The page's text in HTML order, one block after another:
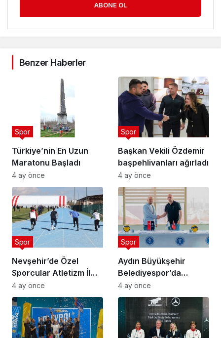
ABONE OL
Benzer Haberler
Türkiye’nin En Uzun
Maratonu Başladı
Spor
4 ay önce
Başkan Vekili Özdemir
başpehlivanları ağırladı
Spor
4 ay önce
Nevşehir’de Özel
Sporcular Atletizm İl
Şampiyonası
Düzenlendi
Spor
4 ay önce
Aydın Büyükşehir
Belediyespor’da
Ataman Güneyligil
Dönemi
Spor
4 ay önce